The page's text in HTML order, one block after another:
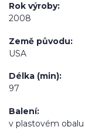
Rok výroby
2008
Země původu
USA
Délka (min)
97
Balení
v plastovém obalu